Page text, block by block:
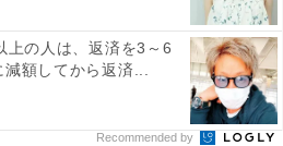
上の人は、返済を3～6
額してから返済...
Recommended by